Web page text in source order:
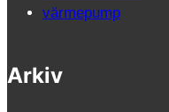
värmepump
Arkiv